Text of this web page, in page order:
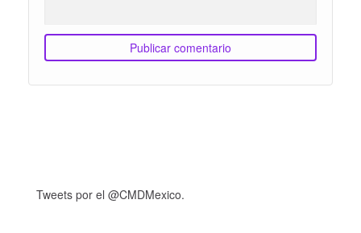
Tweets por el @CMDMexico.